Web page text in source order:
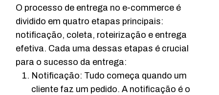
O processo de entrega no e-commerce é
dividido em quatro etapas principais:
notificação, coleta, roteirização e entrega
efetiva. Cada uma dessas etapas é crucial
para o sucesso da entrega:
Notificação: Tudo começa quando um
cliente faz um pedido. A notificação é o